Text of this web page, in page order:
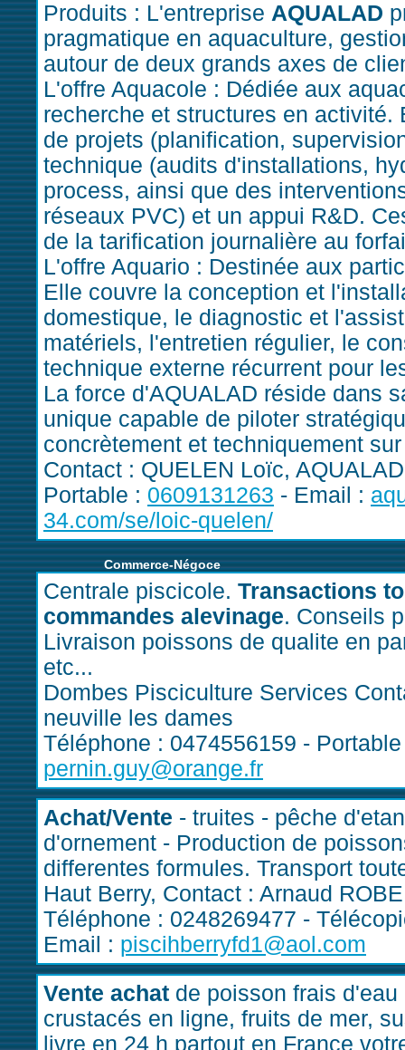
Produits : L'entreprise AQUALAD
pragmatique en aquaculture,
autour de deux grands axes de
L'offre Aquacole : Dédiée aux
recherche et structures en
de projets (planification,
technique (audits d'installations,
process, ainsi que des
réseaux PVC) et un appui R&D.
de la tarification journalière au
L'offre Aquario : Destinée aux
Elle couvre la conception et
domestique, le diagnostic et
matériels, l'entretien régulier, le
technique externe récurrent pour
La force d'AQUALAD réside dans
unique capable de piloter
concrètement et techniquement
Contact : QUELEN Loïc,
Portable : 0609131263 - Email :
34.com/se/loic-quelen/
Commerce-Négoce
Centrale piscicole. Transactions
commandes alevinage. Conseils
Livraison poissons de qualite en
etc...
Dombes Pisciculture Services
neuville les dames
Téléphone : 0474556159 -
pernin.guy@orange.fr
Achat/Vente - truites - pêche
d'ornement - Production de
differentes formules. Transport
Haut Berry, Contact : Arnaud
Téléphone : 0248269477 -
Email : piscihberryfd1@aol.com
Vente achat de poisson frais
crustacés en ligne, fruits de mer,
livre en 24 h partout en France